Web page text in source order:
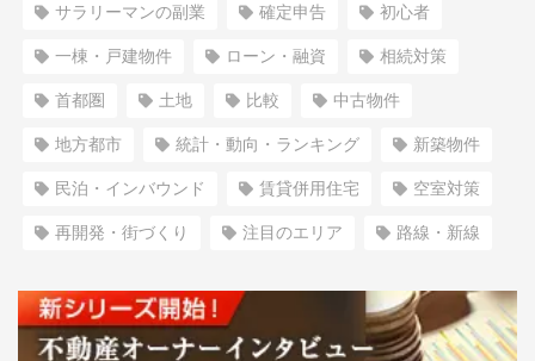
サラリーマンの副業 確定申告 初心者
一棟・戸建物件 ローン・融資 相続対策
首都圏 土地 比較 中古物件
地方都市 統計・動向・ランキング 新築物件
民泊・インバウンド 賃貸併用住宅 空室対策
再開発・街づくり 注目のエリア 路線・新線